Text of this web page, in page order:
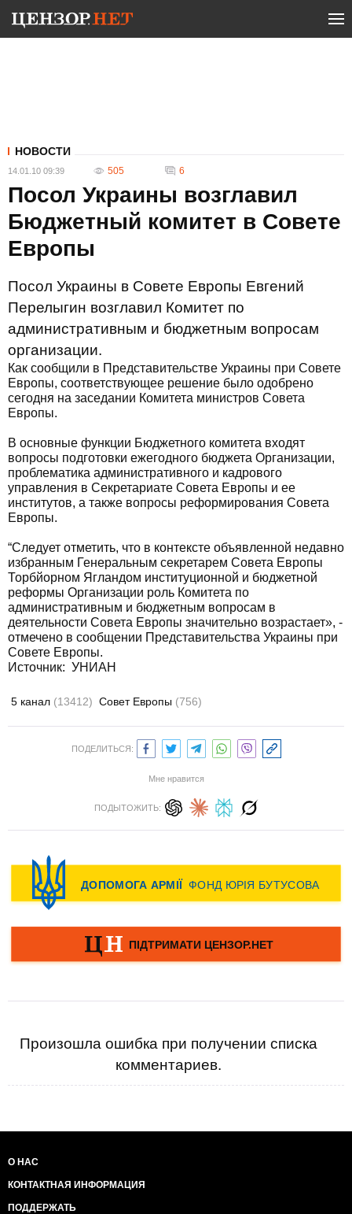
НОВОСТИ
14.01.10 09:39 505 6
Посол Украины возглавил
Бюджетный комитет в Совете
Европы
Посол Украины в Совете Европы Евгений
Перелыгин возглавил Комитет по
административным и бюджетным вопросам
организации.
Как сообщили в Представительстве Украины при Совете
Европы, соответствующее решение было одобрено
сегодня на заседании Комитета министров Совета
Европы.
В основные функции Бюджетного комитета входят
вопросы подготовки ежегодного бюджета Организации,
проблематика административного и кадрового
управления в Секретариате Совета Европы и ее
институтов, а также вопросы реформирования Совета
Европы.
“Следует отметить, что в контексте объявленной недавно
избранным Генеральным секретарем Совета Европы
Торбйорном Ягландом институционной и бюджетной
реформы Организации роль Комитета по
административным и бюджетным вопросам в
деятельности Совета Европы значительно возрастает», -
отмечено в сообщении Представительства Украины при
Совете Европы.
Источник: УНИАН
5 канал (13412) Совет Европы (756)
ПОДЕЛИТЬСЯ:
Мне нравится
ПОДЫТОЖИТЬ:
Произошла ошибка при получении списка
комментариев.
О НАС
КОНТАКТНАЯ ИНФОРМАЦИЯ
ПОДДЕРЖАТЬ